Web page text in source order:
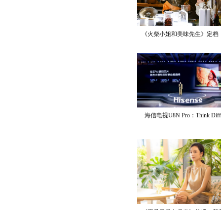
《火柴小姐和美味先生》定档
海信电视U8N Pro：Think